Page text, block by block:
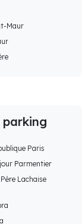
Maur
Paris
Parmentier
Lachaise